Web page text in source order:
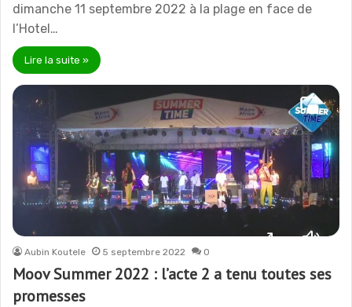
dimanche 11 septembre 2022 à la plage en face de
l’Hotel…
Lire la suite »
Aubin Koutele 5 septembre 2022 0
Moov Summer 2022 : l’acte 2 a tenu toutes ses
promesses